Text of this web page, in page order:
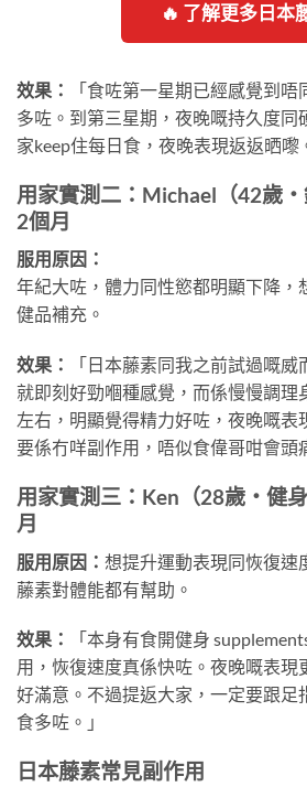
🔥 了解更多日本
效果：
「食咗第一星期已經感覺到
多咗。到第三星期，夜晚嘅持久度同
家keep住每日食，夜晚表現返返晒嚟
用家實測二：Michael（42歲
2個月
服用原因：
年紀大咗，體力同性慾都明顯下降，
健品補充。
效果：
「日本藤素同我之前試過嘅
就即刻好勁嗰種感覺，而係慢慢調理
左右，明顯覺得精力好咗，夜晚嘅表
要係冇咩副作用，唔似食偉哥咁會頭
用家實測三：Ken（28歲・健
月
服用原因： 想提升運動表現同恢復速
藤素對體能都有幫助。
效果：
「本身有食開健身
用，恢復速度真係快咗。夜晚嘅表現
好滿意。不過提返大家，一定要跟足
食多咗。」
日本藤素常見副作用